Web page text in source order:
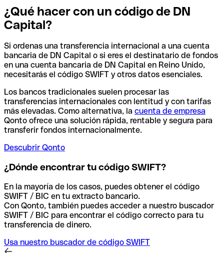
¿Qué hacer con un código de DN
Capital?
Si ordenas una transferencia internacional a una cuenta
bancaria de DN Capital o si eres el destinatario de fondos
en una cuenta bancaria de DN Capital en Reino Unido,
necesitarás el código SWIFT y otros datos esenciales.
Los bancos tradicionales suelen procesar las
transferencias internacionales con lentitud y con tarifas
más elevadas. Como alternativa, la cuenta de empresa
Qonto ofrece una solución rápida, rentable y segura para
transferir fondos internacionalmente.
Descubrir Qonto
¿Dónde encontrar tu código SWIFT?
En la mayoría de los casos, puedes obtener el código
SWIFT / BIC en tu extracto bancario.
Con Qonto, también puedes acceder a nuestro buscador
SWIFT / BIC para encontrar el código correcto para tu
transferencia de dinero.
Usa nuestro buscador de código SWIFT